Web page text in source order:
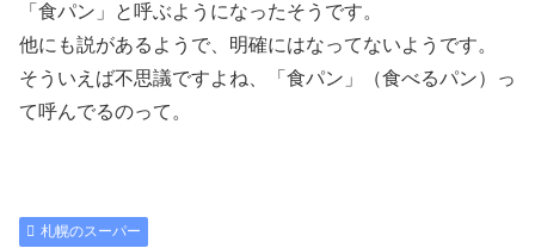
「食パン」と呼ぶようになったそうです。
他にも説があるようで、明確にはなってないようです。
そういえば不思議ですよね、「食パン」（食べるパン）っ
て呼んでるのって。
札幌のスーパー